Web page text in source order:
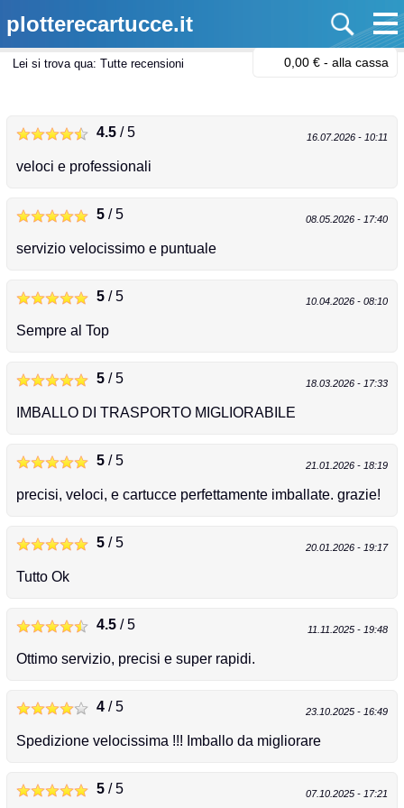
plotterecartucce.it
0,00 € - alla cassa
Lei si trova qua: Tutte recensioni
16.07.2026 - 10:11
4.5 / 5
veloci e professionali
08.05.2026 - 17:40
5 / 5
servizio velocissimo e puntuale
10.04.2026 - 08:10
5 / 5
Sempre al Top
18.03.2026 - 17:33
5 / 5
IMBALLO DI TRASPORTO MIGLIORABILE
21.01.2026 - 18:19
5 / 5
precisi, veloci, e cartucce perfettamente imballate. grazie!
20.01.2026 - 19:17
5 / 5
Tutto Ok
11.11.2025 - 19:48
4.5 / 5
Ottimo servizio, precisi e super rapidi.
23.10.2025 - 16:49
4 / 5
Spedizione velocissima !!! Imballo da migliorare
07.10.2025 - 17:21
5 / 5